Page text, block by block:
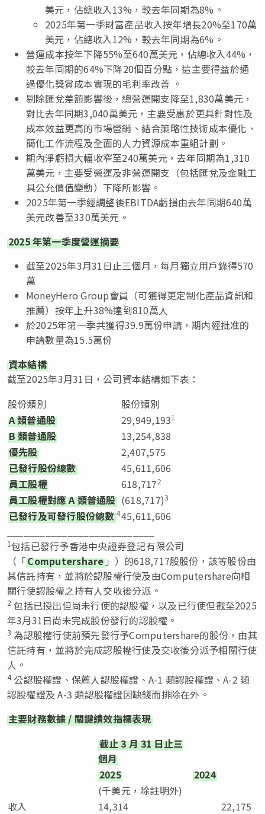
美元，佔總收入13%，較去年同期為8%。
2025年第一季財富產品收入按年增長20%至170萬
美元，佔總收入12%，較去年同期為6%。
營運成本按年下降55%至640萬美元，佔總收入44%，
較去年同期的64%下降20個百分點，這主要得益於通
過優化獎賞成本實現的毛利率改善 。
剔除匯兌差額影響後，總營運開支降至1,830萬美元，
對比去年同期3,040萬美元，主要受惠於更具針對性及
成本效益更高的市場營銷、結合策略性技術成本優化、
簡化工作流程及全面的人力資源成本重組計劃。
期內淨虧損大幅收窄至240萬美元，去年同期為1,310
萬美元，主要受營運及非營運開支（包括匯兌及金融工
具公允價值變動）下降所影響。
2025年第一季經調整後EBITDA虧損由去年同期640萬
美元改善至330萬美元。
2025年第一季度營運摘要
截至2025年3月31日止三個月，每月獨立用戶錄得570
萬
MoneyHero Group會員（可獲得更定制化產品資訊和
推薦）按年上升38%達到810萬人
於2025年第一季共獲得39.9萬份申請，期内經批准的
申請數量為15.5萬份
資本結構
截至2025年3月31日，公司資本結構如下表：
股份類別
股份類別
A類普通股 29,949,1931
B類普通股
13,254,838
優先股
2,407,575
已發行股份總數
45,611,606
員工股權
618,7172
員工股權對應A類普通股 (618,717)3
已發行及可發行股份總數445,611,606
1包括已發行予香港中央證券登記有限公司
（「Computershare」）的618,717股股份，該等股份由
其信託持有，並將於認股權行使及由Computershare向相
關行使認股權之持有人交收後分派。
2 包括已授出但尚未行使的認股權，以及已行使但截至2025
年3月31日尚未完成股份發行的認股權。
3 為認股權行使前預先發行予Computershare的股份，由其
信託持有，並將於完成認股權行使及交收後分派予相關行使
人。
4 公認股權證、保薦人認股權證、A-1 類認股權證、A-2 類
認股權證及 A-3 類認股權證因缺錢而排除在外。
主要財務數據/關鍵績效指標表現
截止3月31日止三
個月
2025
2024
(千美元，除註明外)
收入
14,314
22,175